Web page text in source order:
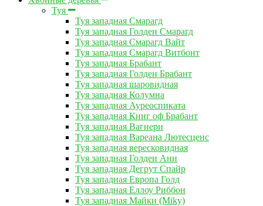
Туя
Туя западная Смарагд
Туя западная Голден Смарагд
Туя западная Смарагд Вайт
Туя западная Смарагд Витбонт
Туя западная Брабант
Туя западная Голден Брабант
Туя западная шаровидная
Туя западная Колумна
Туя западная Ауреоспиката
Туя западная Кинг оф Брабант
Туя западная Вагнери
Туя западная Вареана Лютесценс
Туя западная вересковидная
Туя западная Голден Анн
Туя западная Дегрут Спайр
Туя западная Европа Голд
Туя западная Еллоу Риббон
Туя западная Майки (Miky)